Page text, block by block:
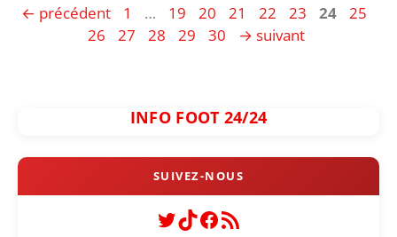
← précédent Page
1 … Page
19 Page
20 Page
21 Page
22 Page
23 Page
24 Page
25
26
Page
27 Page
28 Page
29 Page
30 → suivant
INFO FOOT 24/24
Twitter
TikTok
Facebook
Flux RSS